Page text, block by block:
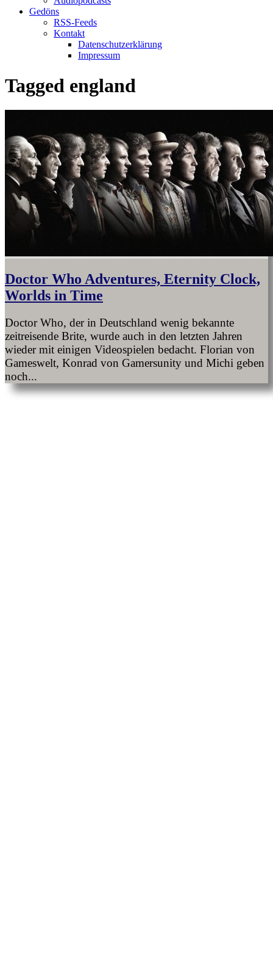
Gedöns
RSS-Feeds
Kontakt
Datenschutzerklärung
Impressum
Tagged england
Doctor Who Adventures, Eternity Clock,
Worlds in Time
Doctor Who, der in Deutschland wenig bekannte
zeitreisende Brite, wurde auch in den letzten Jahren
wieder mit einigen Videospielen bedacht. Florian von
Gameswelt, Konrad von Gamersunity und Michi geben
noch...